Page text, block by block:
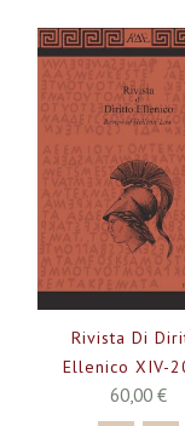
Rivista Di
Ellenico XIV-
60,00 €